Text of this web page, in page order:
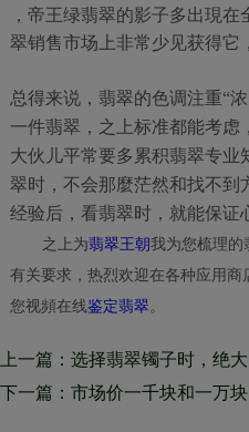
，帝王绿翡翠的影子多出現
翠销售市场上非常少见获得它
总得来说，翡翠的色调注重“
一件翡翠，之上标准都能考虑
大伙儿平常要多累积翡翠专业
翠时，不会那麼茫然和找不到
经验后，看翡翠时，就能保证
之上为翡翠王朝我为您梳理
有关要求，热烈欢迎在各种应用商
您视頻在线鉴定翡翠。
上一篇：选择翡翠镯子时，绝大
多数人都是会踏入什么错误观
下一篇：市场价一千块和一万块